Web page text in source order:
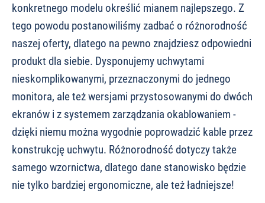
konkretnego modelu określić mianem najlepszego. Z
tego powodu postanowiliśmy zadbać o różnorodność
naszej oferty, dlatego na pewno znajdziesz odpowiedni
produkt dla siebie. Dysponujemy uchwytami
nieskomplikowanymi, przeznaczonymi do jednego
monitora, ale też wersjami przystosowanymi do dwóch
ekranów i z systemem zarządzania okablowaniem -
dzięki niemu można wygodnie poprowadzić kable przez
konstrukcję uchwytu. Różnorodność dotyczy także
samego wzornictwa, dlatego dane stanowisko będzie
nie tylko bardziej ergonomiczne, ale też ładniejsze!